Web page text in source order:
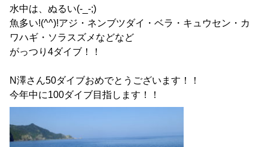
水中は、ぬるい(-_-;)
魚多い!(^^)!アジ・ネンブツダイ・ベラ・キュウセン・カ
ワハギ・ソラスズメなどなど
がっつり4ダイブ！！
N澤さん50ダイブおめでとうございます！！
今年中に100ダイブ目指します！！